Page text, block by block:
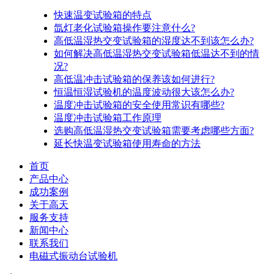
快速温变试验箱的特点
氙灯老化试验箱操作要注意什么?
高低温湿热交变试验箱的湿度达不到该怎么办?
如何解决高低温湿热交变试验箱低温达不到的情
况?
高低温冲击试验箱的保养该如何进行?
恒温恒湿试验机的温度波动很大该怎么办?
温度冲击试验箱的安全使用常识有哪些?
温度冲击试验箱工作原理
选购高低温湿热交变试验箱需要考虑哪些方面?
延长快温变试验箱使用寿命的方法
首页
产品中心
成功案例
关于高天
服务支持
新闻中心
联系我们
电磁式振动台试验机